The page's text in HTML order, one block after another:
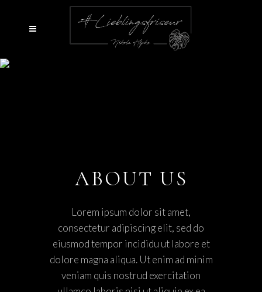
ABOUT US
Lorem ipsum dolor sit amet,
consectetur adipiscing elit, sed do
eiusmod tempor incididu ut labore et
dolore magna aliqua. Ut enim ad minim
veniam quis nostrud exercitation